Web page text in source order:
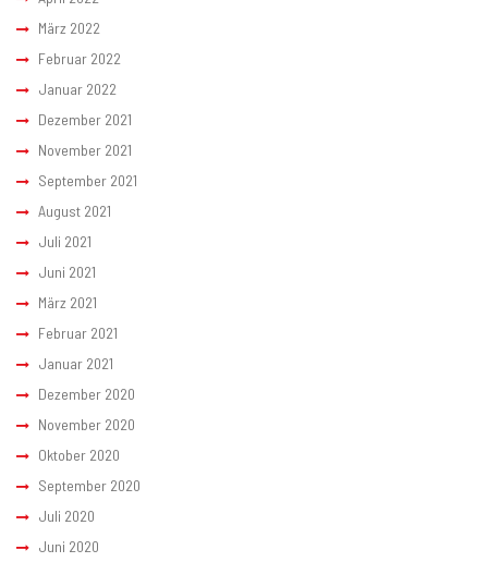
März 2022
Februar 2022
Januar 2022
Dezember 2021
November 2021
September 2021
August 2021
Juli 2021
Juni 2021
März 2021
Februar 2021
Januar 2021
Dezember 2020
November 2020
Oktober 2020
September 2020
Juli 2020
Juni 2020